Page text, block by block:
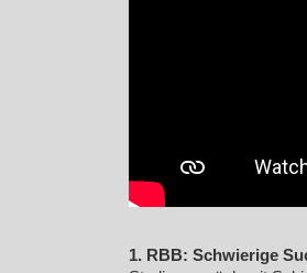
1. RBB: Schwierige